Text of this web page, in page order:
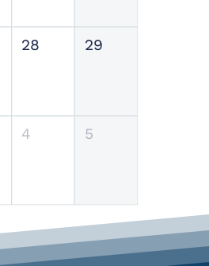
28 29
4 5